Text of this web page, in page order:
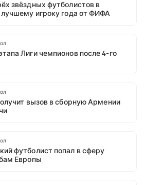
звёздных футболистов в
игроку года от ФИФА
Лиги чемпионов после 4-го
вызов в сборную Армении
футболист попал в сферу
Европы